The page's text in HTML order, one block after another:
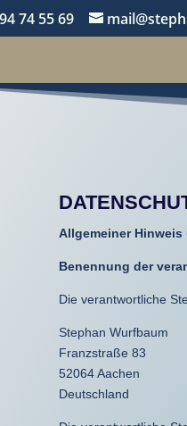
74 55 69
Allgemeiner
Benennung der
Die verantwortliche
Stephan Wurfbaum
Franzstraße 83
52064Aachen
Deutschland